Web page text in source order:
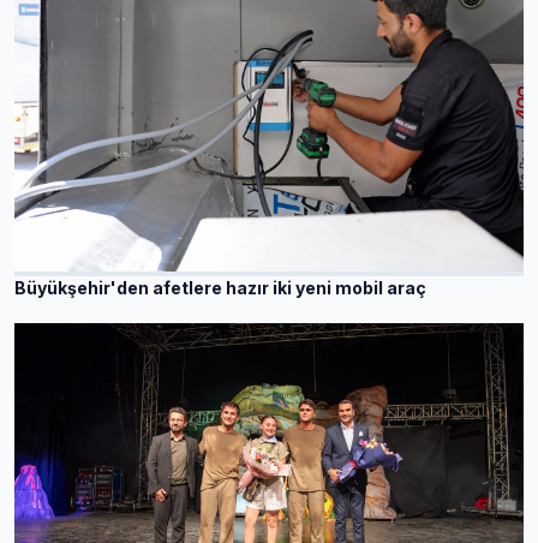
Büyükşehir'den afetlere hazır iki yeni mobil araç